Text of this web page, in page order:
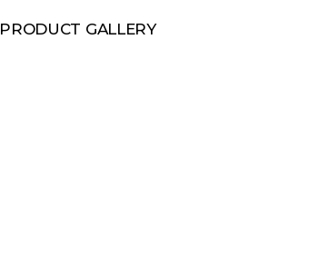
PRODUCT GALLERY